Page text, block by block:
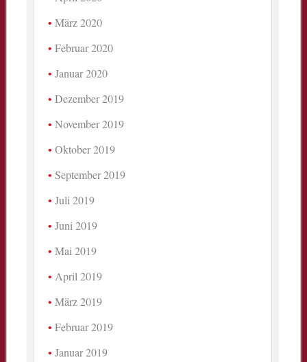
März 2020
Februar 2020
Januar 2020
Dezember 2019
November 2019
Oktober 2019
September 2019
Juli 2019
Juni 2019
Mai 2019
April 2019
März 2019
Februar 2019
Januar 2019